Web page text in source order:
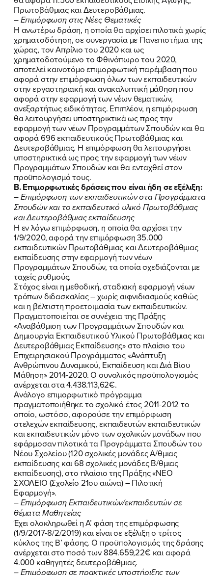
ΠΟΙΑ ΕΙΜΑΙ
ΕΡΓΟ
ΕΚΔΗΛΩΣΕΙΣ
ΝΕΑ
ΕΛΑ ΚΙ ΕΣΥ
FB IN TW YT LN VB TIKTOK
Πρωτοβάθμιας και Δευτεροβάθμιας.
– Επιμόρφωση στις Νέες Θεματικές
Η ανωτέρω δράση, η οποία θα αρχίσει πιλοτικά χωρίς
χρηματοδότηση, σε συνεργασία με Πανεπιστήμια της
χώρας, τον Απρίλιο του 2020 και ως
χρηματοδοτούμενο το Φθινόπωρο του 2020,
αποτελεί καινοτόμο επιμορφωτική παρέμβαση που
αφορά στην επιμόρφωση όλων των εκπαιδευτικών
στην εργαστηριακή και ανακαλυπτική μάθηση που
αφορά στην εφαρμογή των νέων θεματικών,
ανεξαρτήτως ειδικότητας. Επιπλέον, η επιμόρφωση
θα λειτουργήσει υποστηρικτικά ως προς την
εφαρμογή των νέων Προγραμμάτων Σπουδών και θα
αφορά 696 εκπαιδευτικούς Πρωτοβάθμιας και
Δευτεροβάθμιας. Η επιμόρφωση θα λειτουργήσει
υποστηρικτικά ως προς την εφαρμογή των νέων
Προγραμμάτων Σπουδών και θα ενταχθεί στον
προϋπολογισμό τους.
Β. Επιμορφωτικές δράσεις που είναι ήδη σε εξέλιξη:
– Επιμόρφωση των εκπαιδευτικών στα Προγράμματα
Σπουδών και το εκπαιδευτικό υλικό Πρωτοβάθμιας
και Δευτεροβάθμιας εκπαίδευσης
Η εν λόγω επιμόρφωση, η οποία θα αρχίσει την
1/9/2020, αφορά την επιμόρφωση 35.000
εκπαιδευτικών Πρωτοβάθμιας και Δευτεροβάθμιας
εκπαίδευσης στην εφαρμογή των νέων
Προγραμμάτων Σπουδών, τα οποία σχεδιάζονται με
ταχείς ρυθμούς.
Στόχος είναι η μεθοδική, σταδιακή εφαρμογή νέων
τρόπων διδασκαλίας – χωρίς αιφνιδιασμούς καθώς
και η βέλτιστη προετοιμασία των εκπαιδευτικών.
Πραγματοποιείται σε συνέχεια της Πράξης
«Αναβάθμιση των Προγραμμάτων Σπουδών και
Δημιουργία Εκπαιδευτικού Υλικού Πρωτοβάθμιας και
Δευτεροβάθμιας Εκπαίδευσης» στο πλαίσιο του
Επιχειρησιακού Προγράμματος «Ανάπτυξη
Ανθρώπινου Δυναμικού, Εκπαίδευση και Διά Βίου
Μάθηση» 2014-2020. Ο συνολικός προϋπολογισμός
ανέρχεται στα 4.438.113,62€.
Ανάλογο επιμορφωτικό πρόγραμμα
πραγματοποιήθηκε το σχολικό έτος 2011-2012 το
οποίο, ωστόσο, αφορούσε την επιμόρφωση
στελεχών εκπαίδευσης, εκπαιδευτών εκπαιδευτικών
και εκπαιδευτικών μόνο των σχολικών μονάδων που
εφάρμοσαν πιλοτικά τα Προγράμματα Σπουδών του
Νέου Σχολείου (120 σχολικές μονάδες Α/θμιας
εκπαίδευσης και 68 σχολικές μονάδες Β/θμιας
εκπαίδευσης), στο πλαίσιο της Πράξης «ΝΕΟ
ΣΧΟΛΕΙΟ (Σχολείο 21ου αιώνα) – Πιλοτική
Εφαρμογή».
– Επιμόρφωση Εκπαιδευτικών/εκπαιδευτών σε
θέματα Μαθητείας
Έχει ολοκληρωθεί η Α’ φάση της επιμόρφωσης
(1/9/2017-8/2/2019) και είναι σε εξέλιξη ο τρίτος
κύκλος της Β’ φάσης. Ο προϋπολογισμός της δράσης
ανέρχεται στο ποσό των 884.659,22€ και αφορά
4.000 καθηγητές δευτεροβάθμιας.
– Επιμόρφωση σε πρακτικές υποστήριξης των